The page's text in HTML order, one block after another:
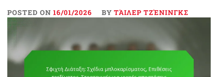
POSTED ON 16/01/2026 BY ΤΆΙΛΕΡ ΤΖΈΝΙΝΓΚΣ